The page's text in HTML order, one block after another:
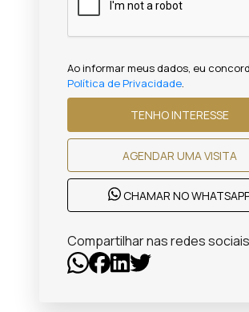
Ao informar meus dados, eu
Política de Privacidade.
TENHO INTERESSE
AGENDAR UMA VISITA
CHAMAR NO
Compartilhar nas redes sociais